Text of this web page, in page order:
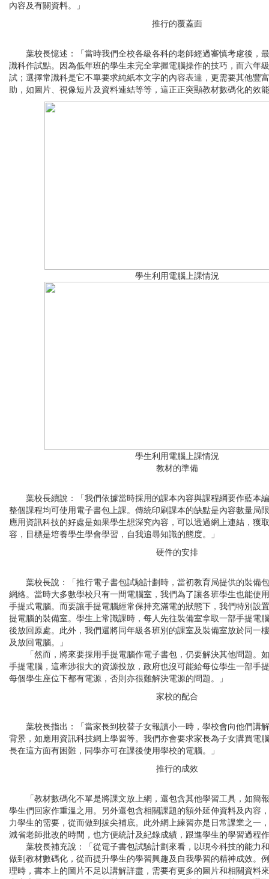
內容及有關資料。」
推行的覆蓋面
葉校長憶述：「當時我們全校各級各科的老師經過審慎考慮後，
識科作試點。因為低年班的學生未完全掌握電腦操作的技巧，而六年
試；選擇常識科是它不單要求純紙本文字的內容表達，更需要其他豐
助，如圖片、視像短片及資料連結等等，這正正突顯教材數碼化的效
學生利用電腦上課情況
學生利用電腦上課情況
教材的準備
葉校長續說：「我們依據當時採用的課本內容與課程綱要作藍本
整個課程均可使用電子書包上課。傳統印刷課本的缺點是內容數量局
應用資訊科技的好處是如果學生想深究內容，可以透過網上連結，獲
容，目標是培養學生學會學習，自我追尋知識的態度。」
硬件的安排
葉校長說：「推行電子書包試驗計劃時，當初教育局提供的裝備
網絡。當時大多數學校只有一間電腦室，我們為了讓各班學生也能使
手提式電腦。而要讓手提電腦經常保持充滿電的狀態下，我們特別設
提電腦的裝備室。學生上常識課時，每人先往裝備室拿取一部手提電
後放回原處。此外，我們還將同年級各班別的課室及裝備室放於同一
及放回電腦。」
「然而，將來要採用手提電腦作電子書包，仍要解決其他問題。
手提電腦，這牽涉很大的資源投放，政府也沒可能給每位學生一部手
每個學生座位下都有電源，否則亦很難解決電源的問題。」
家校的配合
葉校長指出：「當家長到校替子女報讀小一時，學校會向他們講
背景，如應用資訊科技網上學習等。我們亦會要求家長為子女購買電
長在這方面有困難，同學亦可在課後使用學校的電腦。」
推行的成效
「教材數碼化不單是將課文放上網，還包含其他學習工具，如簡
學生們回家作重溫之用。另外還包含相關課題的額外延伸資料及內容
力學生的需要，從而做到拔尖補底。此外網上練習亦是日常課業之一
減省老師批改的時間，也方便統計及紀錄成績，跟進學生的學習過程
葉校長補充說：「從電子書包試驗計劃來看，以現今科技的能力
做到教材數碼化，從而提升學生的學習興趣及自我學習的精神成效。
理時，書本上的圖片不足以講解詳盡，需要有更多的圖片和相關資料